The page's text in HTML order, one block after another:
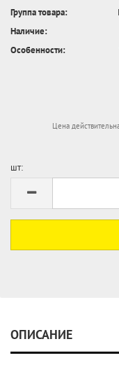
Группа товара:
Наличие:
Особенности:
Цена
шт:
ОПИСАНИЕ